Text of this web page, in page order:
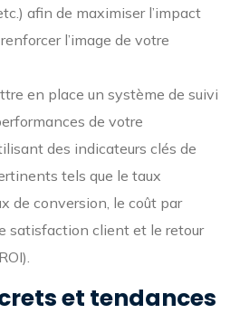
afin de maximiser l’impact
l’image de votre
en place un système de suivi
de votre
des indicateurs clés de
tels que le taux
de conversion, le coût par
satisfaction client et le retour
et tendances